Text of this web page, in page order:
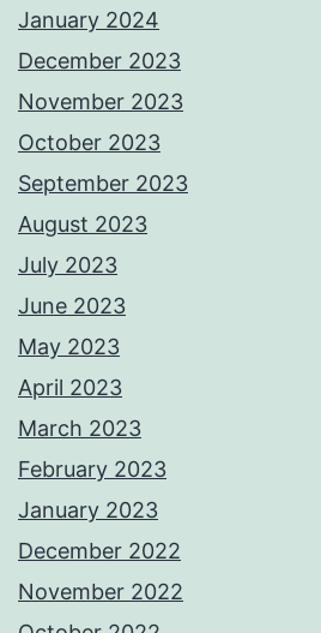
January 2024
December 2023
November 2023
October 2023
September 2023
August 2023
July 2023
June 2023
May 2023
April 2023
March 2023
February 2023
January 2023
December 2022
November 2022